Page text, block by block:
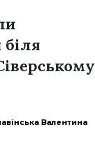
Валентина